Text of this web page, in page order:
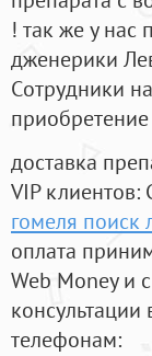
! так же у
дженерики
Cотрудники
доставка
VIP
гомеля поиск
оплата
Web Money и
телефонам: